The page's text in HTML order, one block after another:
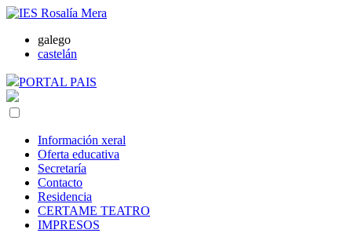
galego
castelán
PORTAL PAIS
Información xeral
Oferta educativa
Secretaría
Contacto
Residencia
CERTAME TEATRO
IMPRESOS